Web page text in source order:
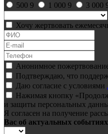
500 9 1 000 9 3 000
Хочу жертвовать
Анонимное
Подтверждаю, что
Даю согласие с условиями
Нажимая кнопку
и защиты персональных
Я согласен на получение
Вас об актуальных